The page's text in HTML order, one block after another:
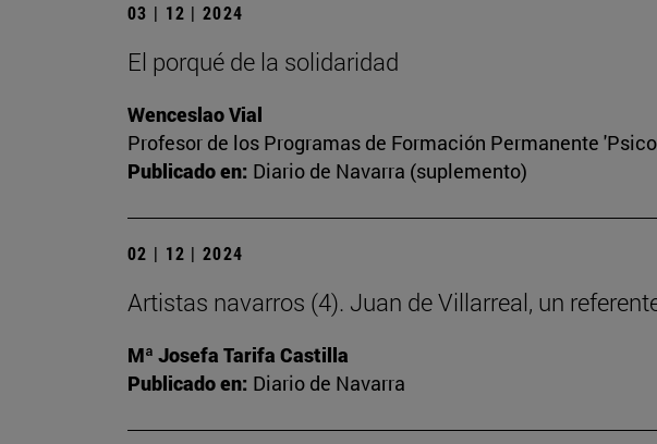
03 | 12 | 2024
El porqué de la solidaridad
Wenceslao Vial
Profesor de los Programas de Formación Permanente
Publicado en: Diario de Navarra (suplemento)
02 | 12 | 2024
Artistas navarros (4). Juan de Villarreal, un
Mª Josefa Tarifa Castilla
Publicado en: Diario de Navarra